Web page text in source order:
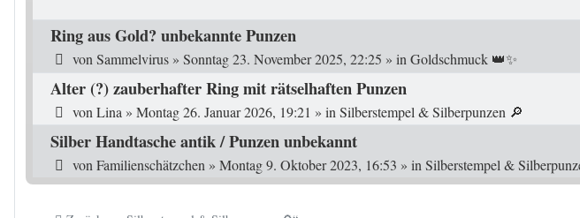
Ring aus Gold? unbekannte Punzen
vonSammelvirus» Sonntag 23. November 2025, 22:25 » inGoldschmuck 👑✨
Alter (?) zauberhafter Ring mit rätselhaften Punzen
von Lina » Montag 26. Januar 2026, 19:21 » in Silberstempel & Silberpunzen 🔎
Silber Handtasche antik / Punzen unbekannt
von Familienschätzchen » Montag 9. Oktober 2023, 16:53 » in Silberstempel &